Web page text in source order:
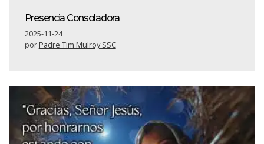
Presencia Consoladora
2025-11-24
porPadre Tim Mulroy SSC